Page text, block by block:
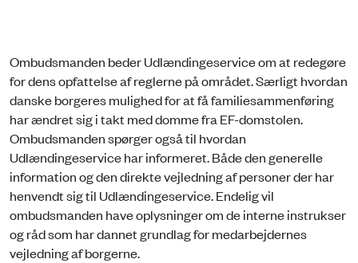
Ombudsmanden beder Udlændingeservice om at redegøre
for dens opfattelse af reglerne på området. Særligt hvordan
danske borgeres mulighed for at få familiesammenføring
har ændret sig i takt med domme fra EF-domstolen.
Ombudsmanden spørger også til hvordan
Udlændingeservice har informeret. Både den generelle
information og den direkte vejledning af personer der har
henvendt sig til Udlændingeservice. Endelig vil
ombudsmanden have oplysninger om de interne instrukser
og råd som har dannet grundlag for medarbejdernes
vejledning af borgerne.